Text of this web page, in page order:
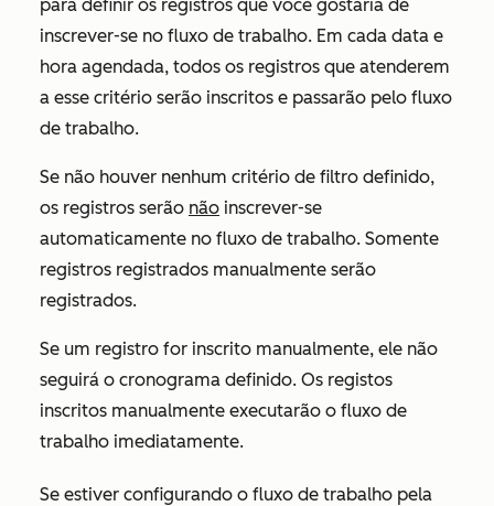
para definir os registros que você gostaria de
inscrever-se no fluxo de trabalho. Em cada data e
hora agendada, todos os registros que atenderem
a esse critério serão inscritos e passarão pelo fluxo
de trabalho.
Se não houver nenhum critério de filtro definido,
os registros serão não inscrever-se
automaticamente no fluxo de trabalho. Somente
registros registrados manualmente serão
registrados.
Se um registro for inscrito manualmente, ele não
seguirá o cronograma definido. Os registos
inscritos manualmente executarão o fluxo de
trabalho imediatamente.
Se estiver configurando o fluxo de trabalho pela